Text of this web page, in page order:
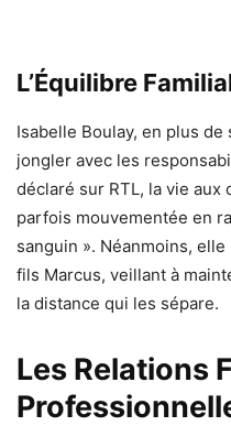
L’Équilibre
Isabelle Boulay, en plus
jongler avec les
déclaré sur RTL, la vie aux
parfois mouvementée en
sanguin ». Néanmoins,
fils Marcus, veillant à
la distance qui les sépare.
Les Relations